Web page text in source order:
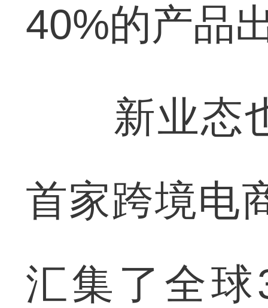
40%的产品
新业态也
首家跨境电
汇集了全